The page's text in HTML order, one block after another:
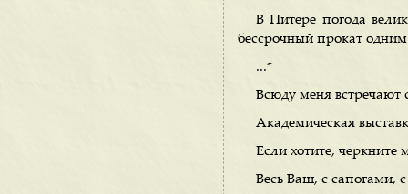
В Питере погода
бессрочный прокат
...*
Всюду меня встречают
Академическая
Если хотите,
Весь Ваш, с сапогами,